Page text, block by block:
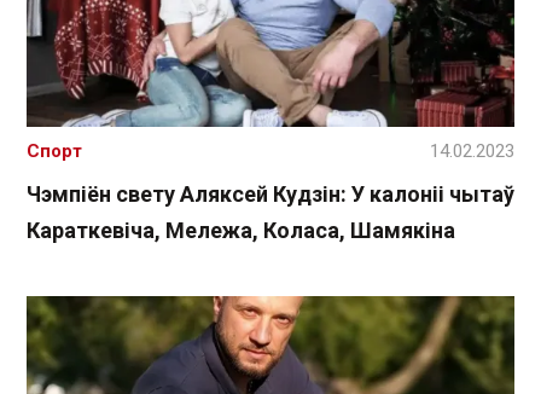
Чэмпіён свету Аляксей Кудзін: У калоніі чытаў
Караткевіча, Мележа, Коласа, Шамякіна
Спорт 14.02.2023